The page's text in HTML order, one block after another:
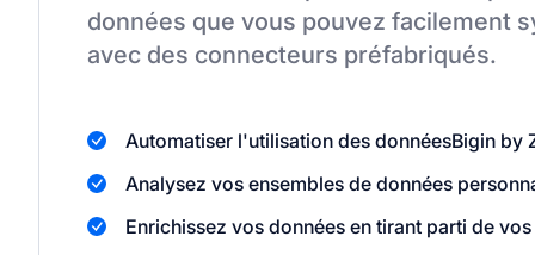
données que vous pouvez facilement
avec des connecteurs préfabriqués.
Automatiser l'utilisation des donnéesBigin by
Analysez vos ensembles de données
Enrichissez vos données en tirant parti de